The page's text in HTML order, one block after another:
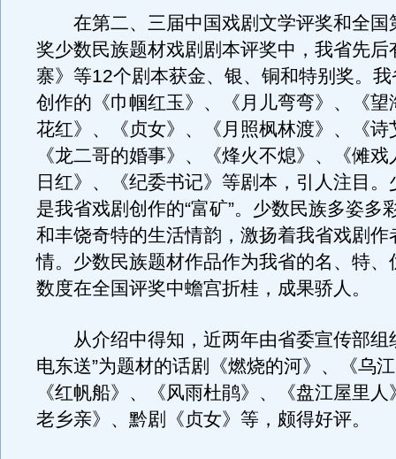
在第二、三届中国戏剧文学评奖和全国
奖少数民族题材戏剧剧本评奖中，我省先后
寨》等12个剧本获金、银、铜和特别奖。
创作的《巾帼红玉》、《月儿弯弯》、《望
花红》、《贞女》、《月照枫林渡》、《诗
《龙二哥的婚事》、《烽火不熄》、《傩
日红》、《纪委书记》等剧本，引人注目。
是我省戏剧创作的“富矿”。少数民族多姿多
和丰饶奇特的生活情韵，激扬着我省戏剧作
情。少数民族题材作品作为我省的名、特、
数度在全国评奖中蟾宫折桂，成果骄人。
从介绍中得知，近两年由省委宣传部组
电东送”为题材的话剧《燃烧的河》、《乌
《红帆船》、《风雨杜鹃》、《盘江屋里
老乡亲》、黔剧《贞女》等，颇得好评。